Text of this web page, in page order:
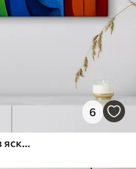
6
Абстрактне зображення облич з яскравими геометричними формами